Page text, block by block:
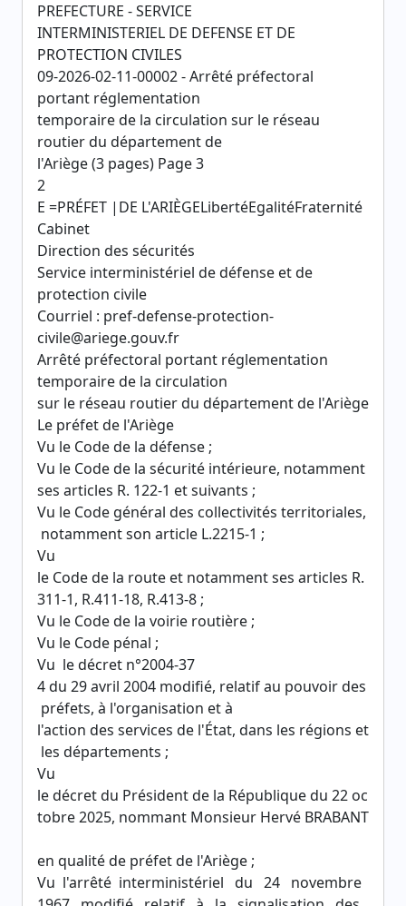
PREFECTURE - SERVICE
INTERMINISTERIEL DE DEFENSE ET DE
PROTECTION CIVILES
09-2026-02-11-00002 - Arrêté préfectoral
portant réglementation
temporaire de la circulation sur le réseau
routier du département de
l'Ariège (3 pages) Page 3
2
E =PRÉFET |DE L'ARIÈGELibertéEgalitéFraternité
Cabinet
Direction des sécurités
Service interministériel de défense et de
protection civile
Courriel : pref-defense-protection-
civile@ariege.gouv.fr
Arrêté préfectoral portant réglementation
temporaire de la circulation
sur le réseau routier du département de l'Ariège
Le préfet de l'Ariège
Vu le Code de la défense ;
Vu le Code de la sécurité intérieure, notamment
ses articles R. 122-1 et suivants ;
Vu le Code général des collectivités territoriales,
notamment son article L.2215-1 ;
Vu
le Code de la route et notamment ses articles R.
311-1, R.411-18, R.413-8 ;
Vu le Code de la voirie routière ;
Vu le Code pénal ;
Vu le décret n°2004-37
4 du 29 avril 2004 modifié, relatif au pouvoir des
préfets, à l'organisation et à
l'action des services de l'État, dans les régions et
les départements ;
Vu
le décret du Président de la République du 22 oc
tobre 2025, nommant Monsieur Hervé BRABANT
en qualité de préfet de l'Ariège ;
Vu l'arrêté interministériel du 24 novembre